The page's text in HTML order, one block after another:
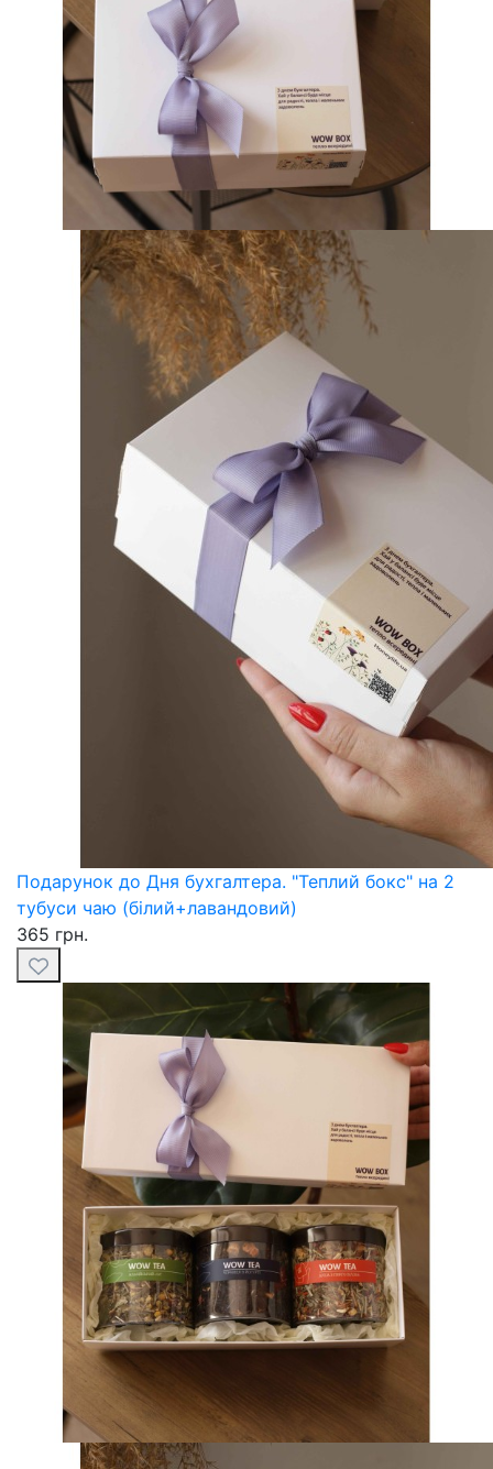
Подарунок до Дня бухгалтера. "Теплий бокс" на 2
тубуси чаю (білий+лавандовий)
365 грн.